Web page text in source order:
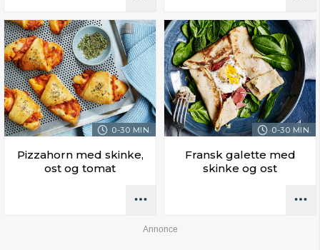
0-30 MIN.
Pizzahorn med skinke,
ost og tomat
0-30 MIN.
Fransk galette med
skinke og ost